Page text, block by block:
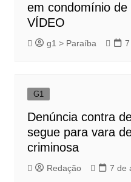
em condomínio de
VÍDEO
g1 > Paraíba
G1
Denúncia contra
segue para vara
criminosa
Redação 7 de